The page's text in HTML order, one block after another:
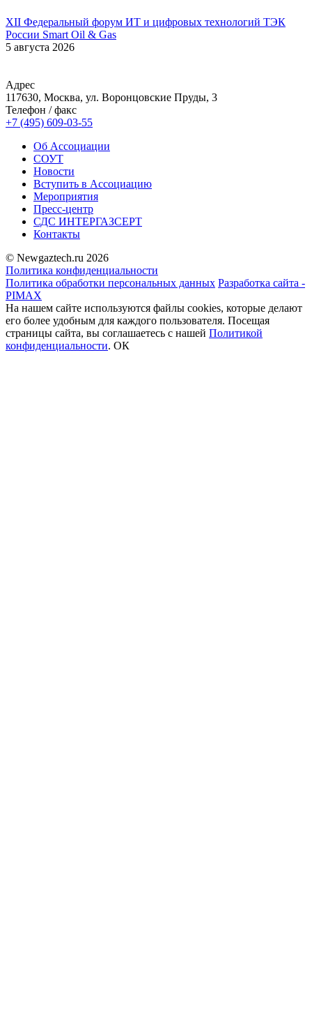
XII Федеральный форум ИТ и цифровых технологий ТЭК
России Smart Oil & Gas
5 августа 2026
Адрес
117630, Москва, ул. Воронцовские Пруды, 3
Телефон / факс
+7 (495) 609-03-55
Об Ассоциации
СОУТ
Новости
Вступить в Ассоциацию
Мероприятия
Пресс-центр
СДС ИНТЕРГАЗСЕРТ
Контакты
© Newgaztech.ru 2026
Политика конфиденциальности
Политика обработки персональных данных Разработка сайта -
PIMAX
На нашем сайте используются файлы cookies, которые делают
его более удобным для каждого пользователя. Посещая
страницы сайта, вы соглашаетесь c нашей Политикой
конфиденциальности. ОК